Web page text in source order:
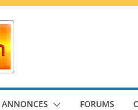
ANNONCES FORUMS